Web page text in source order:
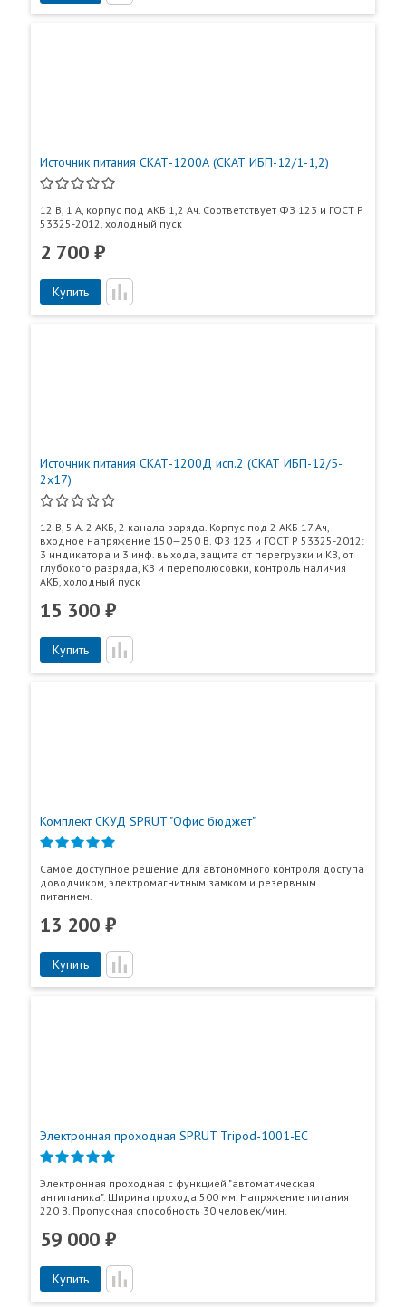
Источник питания СКАТ-1200А (СКАТ ИБП-12/1-1,2)
12 В, 1 А, корпус под АКБ 1,2 Ач. Соответствует ФЗ 123 и ГОСТ Р
53325-2012, холодный пуск
2 700 ₽
Купить
Источник питания СКАТ-1200Д исп.2 (СКАТ ИБП-12/5-
2x17)
12 В, 5 А. 2 АКБ, 2 канала заряда. Корпус под 2 АКБ 17 Ач,
входное напряжение 150—250 В. ФЗ 123 и ГОСТ Р 53325-2012:
3 индикатора и 3 инф. выхода, защита от перегрузки и КЗ, от
глубокого разряда, КЗ и переполюсовки, контроль наличия
АКБ, холодный пуск
15 300 ₽
Купить
Комплект СКУД SPRUT "Офис бюджет"
Самое доступное решение для автономного контроля доступа
доводчиком, электромагнитным замком и резервным
питанием.
13 200 ₽
Купить
Электронная проходная SPRUT Tripod-1001-EC
Электронная проходная с функцией "автоматическая
антипаника". Ширина прохода 500 мм. Напряжение питания
220 В. Пропускная способность 30 человек/мин.
59 000 ₽
Купить